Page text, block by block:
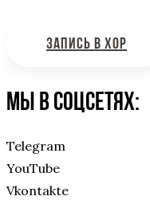
ЗАПИСЬ В ХОР
Мы в соцсетях:
Telegram
YouTube
Vkontakte